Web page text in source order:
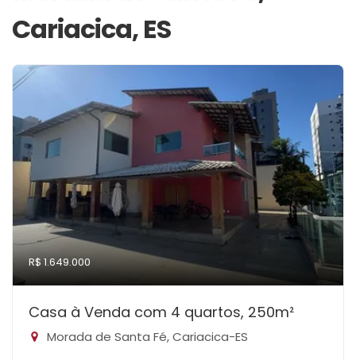
Cariacica, ES
R$ 1.649.000
Casa à Venda com 4 quartos, 250m²
Morada de Santa Fé, Cariacica-ES